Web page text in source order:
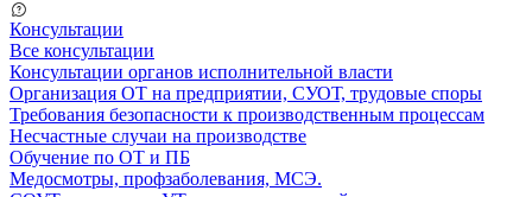
Консультации
Все консультации
Консультации органов исполнительной власти
Организация ОТ на предприятии, СУОТ, трудовые споры
Требования безопасности к производственным процессам
Несчастные случаи на производстве
Обучение по ОТ и ПБ
Медосмотры, профзаболевания, МСЭ.